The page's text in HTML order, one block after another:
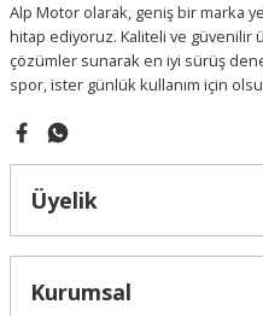
Bu ürüne benzer farklı
Alp Motor olarak, geniş bir marka
hitap ediyoruz. Kaliteli ve güvenilir
çözümler sunarak en iyi sürüş
spor, ister günlük kullanım için
Üyelik
Kurumsal